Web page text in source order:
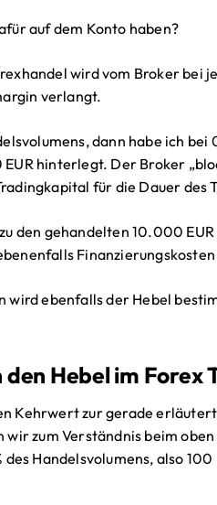
auf dem Konto haben?
wird vom Broker bei
verlangt.
dann habe ich bei
hinterlegt. Der Broker
für die Dauer des
den gehandelten 10.000
wird ebenfalls der Hebel
Hebel im Forex
Kehrwert zur gerade
zum Verständnis beim
Handelsvolumens, also 100